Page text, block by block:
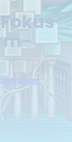
Christian